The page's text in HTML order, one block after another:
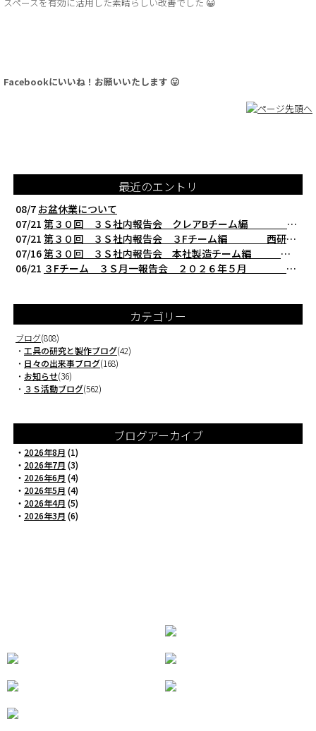
Facebookにいいね！お願いいたします 😛
最近のエントリ
08/7 お盆休業について
07/21 第３０回 ３Ｓ社内報告会 クレアBチーム編 西研の３Ｓ活動（整理・整頓・清掃
07/21 第３０回 ３Ｓ社内報告会 ３Fチーム編 西研の３Ｓ活動（整理・整頓・清掃）
07/16第３０回 ３Ｓ社内報告会 本社製造チーム編 西研の３Ｓ活動（整理・整頓・清掃
06/21 ３Fチーム ３Ｓ月一報告会 ２０２６年５月 切削工具を考える西研より
カテゴリー
ブログ(808)
・ 工具の研究と製作ブログ(42)
・ 日々の出来事ブログ(168)
・ お知らせ(36)
・ ３Ｓ活動ブログ(562)
ブログアーカイブ
・ 2026年8月 (1)
・ 2026年7月 (3)
・ 2026年6月 (4)
・ 2026年5月 (4)
・ 2026年4月 (5)
・ 2026年3月 (6)